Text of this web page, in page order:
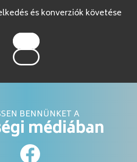
és konverziók követése
BENNÜNKET A
médiában